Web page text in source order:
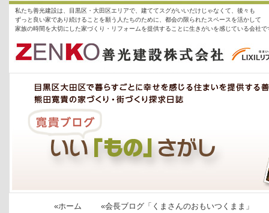
私たち善光建設は、目黒区・大田区エリアで、建ててスグがいいだけじゃなくて、後々も
ずっと良い家であり続けることを願う人たちのために、都会の限られたスペースを活かして
家族の時間を大切にした家づくり・リフォームを提供することに生きがいを感じている会社で
善光建設株式会社
«ホーム «会長ブログ「くまさんのおもいつくまま」